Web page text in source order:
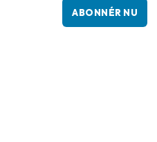
ABONNÉR NU